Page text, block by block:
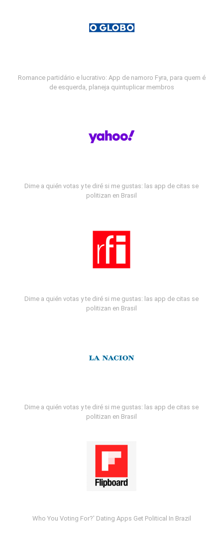
Romance partidário e lucrativo: App de namoro Fyra, para quem é
de esquerda, planeja quintuplicar membros
Dime a quién votas y te diré si me gustas: las app de citas se
politizan en Brasil
Dime a quién votas y te diré si me gustas: las app de citas se
politizan en Brasil
Dime a quién votas y te diré si me gustas: las app de citas se
politizan en Brasil
Who You Voting For?' Dating Apps Get Political In Brazil